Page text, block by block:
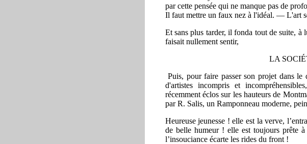
par cette pensée qui ne manque pas de
Il faut mettre un faux nez à l'idéal. — L'art
Et sans plus tarder, il fonda tout de suite, à
faisait nullement sentir,
LA
Puis, pour faire passer son projet dans
d'artistes incompris et
récemment éclos sur les hauteurs de
par R. Salis, un Ramponneau moderne,
Heureuse jeunesse ! elle est la verve,
de belle humeur ! elle est toujours prête
l’insouciance écarte les rides du front !